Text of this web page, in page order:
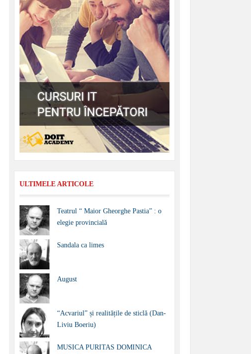
ULTIMELE ARTICOLE
Teatrul “ Maior Gheorghe Pastia” : o
elegie provincială
Sandala ca limes
August
“Acvariul” și realitățile de sticlă (Dan-
Liviu Boeriu)
MUSICA PURITAS DOMINICA